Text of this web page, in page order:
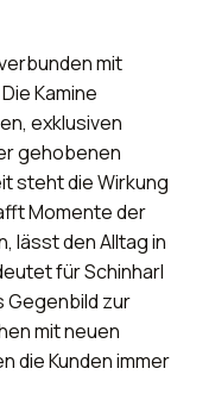
mit
Kamine
exklusiven
gehobenen
steht die Wirkung
Momente der
lässt den Alltag in
für Schinharl
zur
mit neuen
die Kunden immer